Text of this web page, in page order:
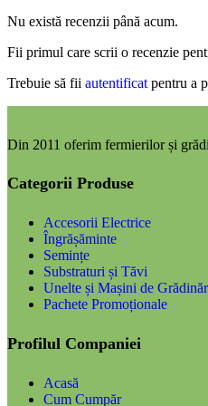
Nu există recenzii până acum.
Fii primul care scrii o recenzie
Trebuie să fii autentificat pentru a
Din 2011 oferim fermierilor și
Categorii Produse
Accesorii Electrice
Îngrășăminte
Semințe
Substraturi și Tăvi
Unelte și Mașini de
Pachete Promoționale
Profilul Companiei
Acasă
Cum Cumpăr